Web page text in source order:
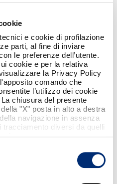
e cookie di profilazione
parti, al fine di inviare
le preferenze dell’utente.
cookie e per la relativa
la Privacy Policy
comando che
l’utilizzo dei cookie
chiusura del presente
"X" posta in alto a destra
navigazione in assenza
diversi da quelli
by FSI in ATM of up to Euro 100
capital, against a qualified minority
will be the relative majority
banks.
Banks, is also open to the
BANCOMAT customers who will then
and creation of value of the
Share